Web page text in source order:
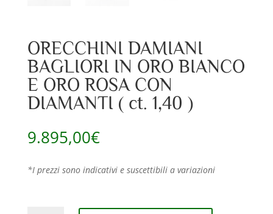
ORECCHINI DAMIANI
BAGLIORI IN ORO BIANCO
E ORO ROSA CON
DIAMANTI ( ct. 1,40 )
9.895,00€
*I prezzi sono indicativi e suscettibili a variazioni